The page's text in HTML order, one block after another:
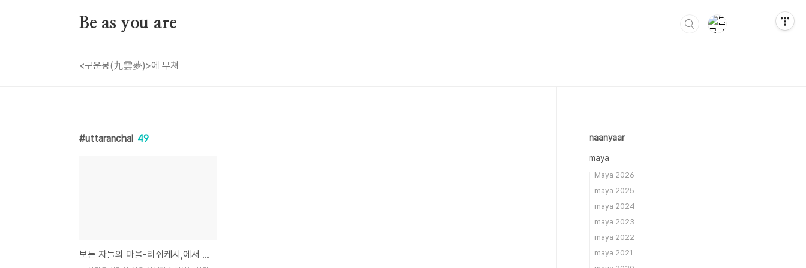
Be as you are
<구운몽(九雲夢)>에 부쳐
uttaranchal 49
보는 자들의 마을-리쉬케시,에서 다시 올려보는 그 사람을 사랑한 이유
naanyaar
maya
Maya 2026
maya 2025
maya 2024
maya 2023
maya 2022
maya 2021